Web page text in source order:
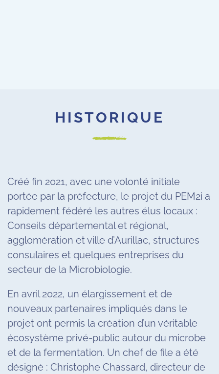
HISTORIQUE
Créé fin 2021, avec une volonté initiale
portée par la préfecture, le projet du PEM2i a
rapidement fédéré les autres élus locaux :
Conseils départemental et régional,
agglomération et ville d’Aurillac, structures
consulaires et quelques entreprises du
secteur de la Microbiologie.
En avril 2022, un élargissement et de
nouveaux partenaires impliqués dans le
projet ont permis la création d’un véritable
écosystème privé-public autour du microbe
et de la fermentation. Un chef de file a été
désigné : Christophe Chassard, directeur de